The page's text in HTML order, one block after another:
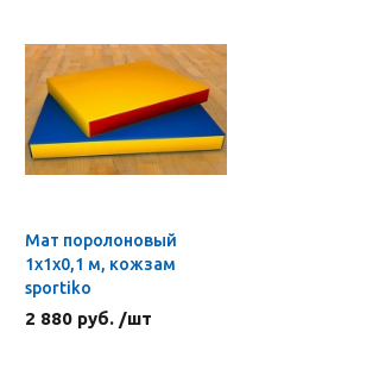
Мат поролоновый
1х1х0,1 м, кожзам
sportiko
2 880 руб. /шт